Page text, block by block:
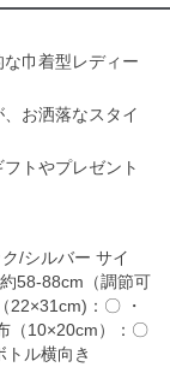
巾着型レディー
お洒落なスタイ
トやプレゼント
/シルバー サイ
58-88cm（調節可
22×31cm)：〇 ・
（10×20cm）：〇
トル横向き